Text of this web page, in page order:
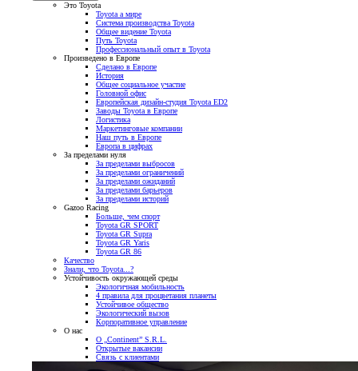
Это Toyota
Toyota а мире
Система производства Toyota
Общее видение Toyota
Путь Toyota
Профессиональный опыт в Toyota
Произведено в Европе
Сделано в Европе
История
Общее социальное участие
Головной офис
Европейская дизайн-студия Toyota ED2
Заводы Toyota в Европе
Логистика
Маркетинговые компании
Наш путь в Европе
Европа в цифрах
За пределами нуля
За пределами выбросов
За пределами ограничений
За пределами ожиданий
За пределами барьеров
За пределами историй
Gazoo Racing
Больше, чем спорт
Toyota GR SPORT
Toyota GR Supra
Toyota GR Yaris
Toyota GR 86
Качество
Знали, что Toyota...?
Устойчивость окружающей среды
Экологичная мобильность
4 правила для процветания планеты
Устойчивое общество
Экологический вызов
Корпоративное управление
О нас
О „Continent” S.R.L.
Открытые вакансии
Связь с клиентами